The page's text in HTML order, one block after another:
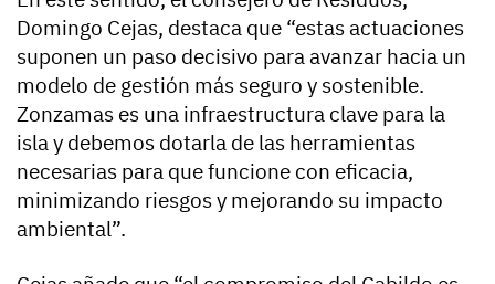
Domingo Cejas, destaca que “estas actuaciones
suponen un paso decisivo para avanzar hacia un
modelo de gestión más seguro y sostenible.
Zonzamas es una infraestructura clave para la
isla y debemos dotarla de las herramientas
necesarias para que funcione con eficacia,
minimizando riesgos y mejorando su impacto
ambiental”.